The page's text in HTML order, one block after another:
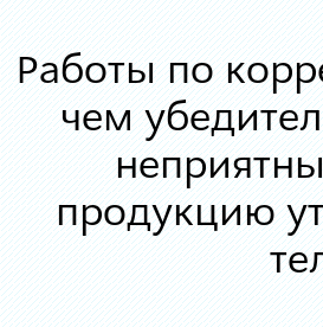
Работы по
чем
продукцию